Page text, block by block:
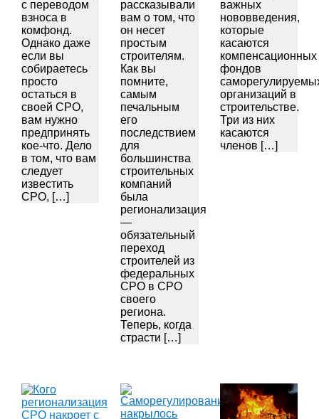
с переводом
взноса в
комфонд.
Однако даже
если вы
собираетесь
просто
остаться в
своей СРО,
вам нужно
предпринять
кое-что. Дело
в том, что вам
следует
известить
СРО, […]
рассказывали
вам о том, что
он несет
простым
строителям.
Как вы
помните,
самым
печальным
его
последствием
для
большинства
строительных
компаний
была
регионализация
—
обязательный
переход
строителей из
федеральных
СРО в СРО
своего
региона.
Теперь, когда
страсти […]
важных
нововведения,
которые
касаются
компенсационных
фондов
организаций в
строительстве.
Три из них
касаются
членов […]